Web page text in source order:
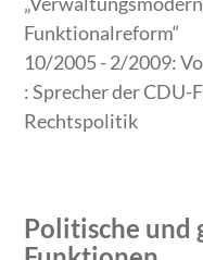
Funktionalreform“
10/2005 - 2/2009:
: Sprecher der
Rechtspolitik
Politische und